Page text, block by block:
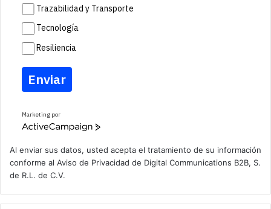
Trazabilidad y Transporte
Tecnología
Resiliencia
Enviar
Marketing por
A
v
e
a
m
Al enviar sus datos, usted acepta el tratamiento de su información
conforme al Aviso de Privacidad de Digital Communications B2B, S.
de R.L. de C.V.